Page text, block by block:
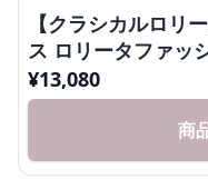
【クラシカルロリ
ス ロリータファッ
¥13,080
商